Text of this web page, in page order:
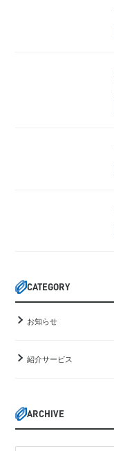
CATEGORY
お知らせ
紹介サービス
ARCHIVE